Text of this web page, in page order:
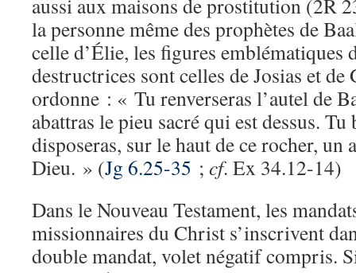
aussi aux maisons de prostitution (2R
la personne même des prophètes de
celle d’Élie, les figures emblématiques
destructrices sont celles de Josias et de
ordonne : « Tu renverseras l’autel de
abattras le pieu sacré qui est dessus.
disposeras, sur le haut de ce rocher, un
Dieu. » (Jg 6.25-35 ; cf. Ex 34.12-14)
Dans le Nouveau Testament, les
missionnaires du Christ s’inscrivent
double mandat, volet négatif compris.